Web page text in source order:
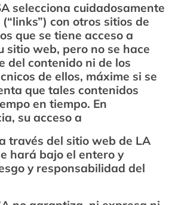
selecciona cuidadosamente
con otros sitios de
que se tiene acceso a
sitio web, pero no se hace
del contenido ni de los
de ellos, máxime si se
que tales contenidos
en tiempo. En
su acceso a
través del sitio web de LA
hará bajo el entero y
y responsabilidad del